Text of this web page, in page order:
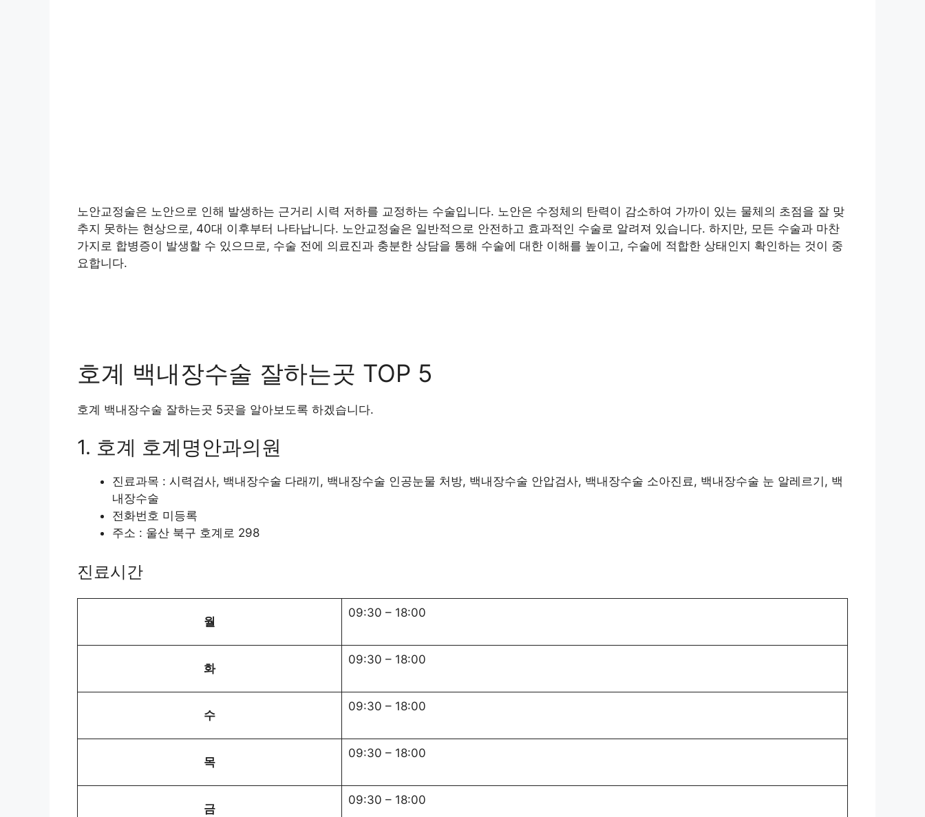
노안교정술은 노안으로 인해 발생하는 근거리 시력 저하를 교정하는 수술입니다. 노안은 수정체의 탄력이 감소하여 가까이 있는 물체의 초점을 잘 맞
추지 못하는 현상으로, 40대 이후부터 나타납니다. 노안교정술은 일반적으로 안전하고 효과적인 수술로 알려져 있습니다. 하지만, 모든 수술과 마찬
가지로 합병증이 발생할 수 있으므로, 수술 전에 의료진과 충분한 상담을 통해 수술에 대한 이해를 높이고, 수술에 적합한 상태인지 확인하는 것이 중
요합니다.
호계 백내장수술 잘하는곳 TOP 5
호계 백내장수술 잘하는곳 5곳을 알아보도록 하겠습니다.
1. 호계 호계명안과의원
진료과목 : 시력검사, 백내장수술 다래끼, 백내장수술 인공눈물 처방, 백내장수술 안압검사, 백내장수술 소아진료, 백내장수술 눈 알레르기, 백
내장수술
전화번호 미등록
주소 : 울산 북구 호계로 298
진료시간
월
09:30 – 18:00
화
09:30 – 18:00
수
09:30 – 18:00
목
09:30 – 18:00
금
09:30 – 18:00